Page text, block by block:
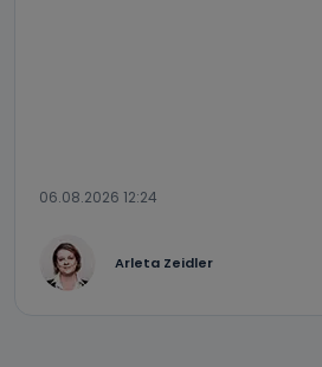
06.08.2026 12:24
Arleta Zeidler